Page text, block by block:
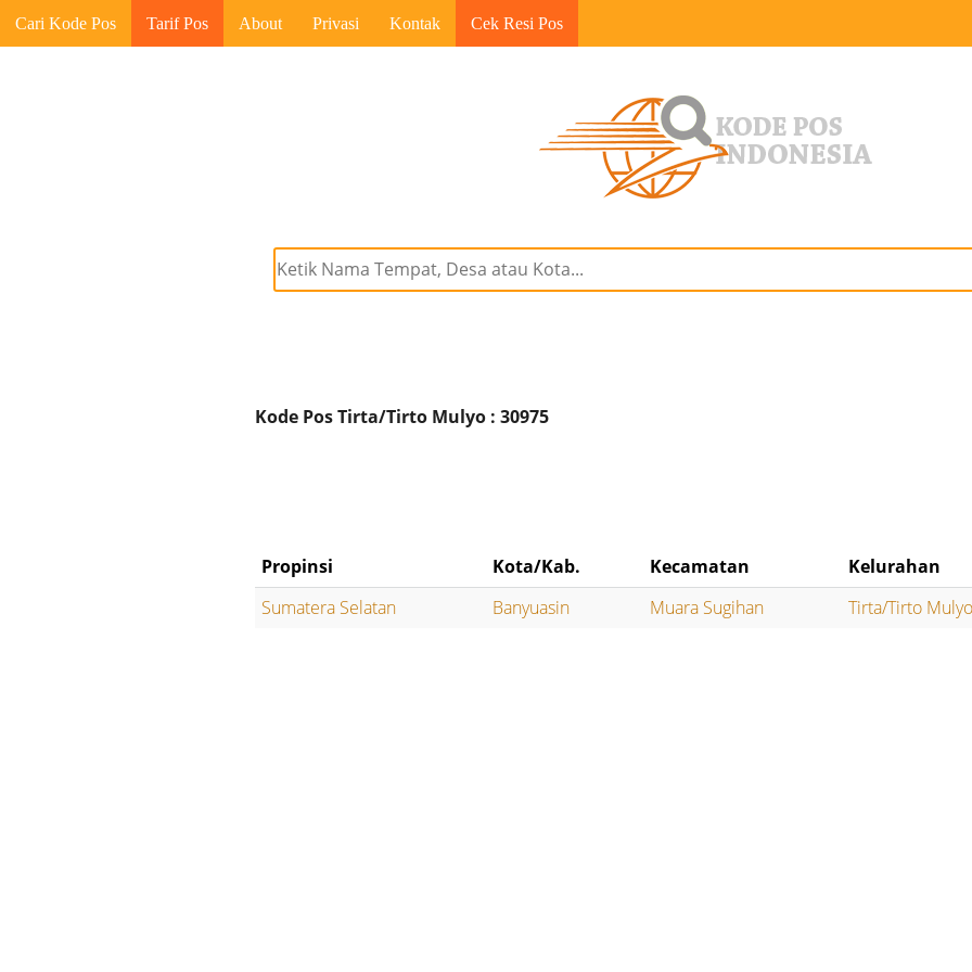
Cari Kode Pos Tarif Pos About Privasi Kontak Cek Resi Pos
Kode Pos Tirta/Tirto Mulyo : 30975
Propinsi Kota/Kab. Kecamatan
Kelurahan
Sumatera Selatan
Banyuasin Muara Sugihan Tirta/Tirto